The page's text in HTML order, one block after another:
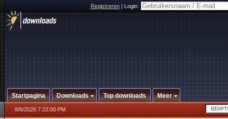
Registreren|Login:
Startpagina Downloads Top downloads Meer
8/6/2026 7:22:00 PM